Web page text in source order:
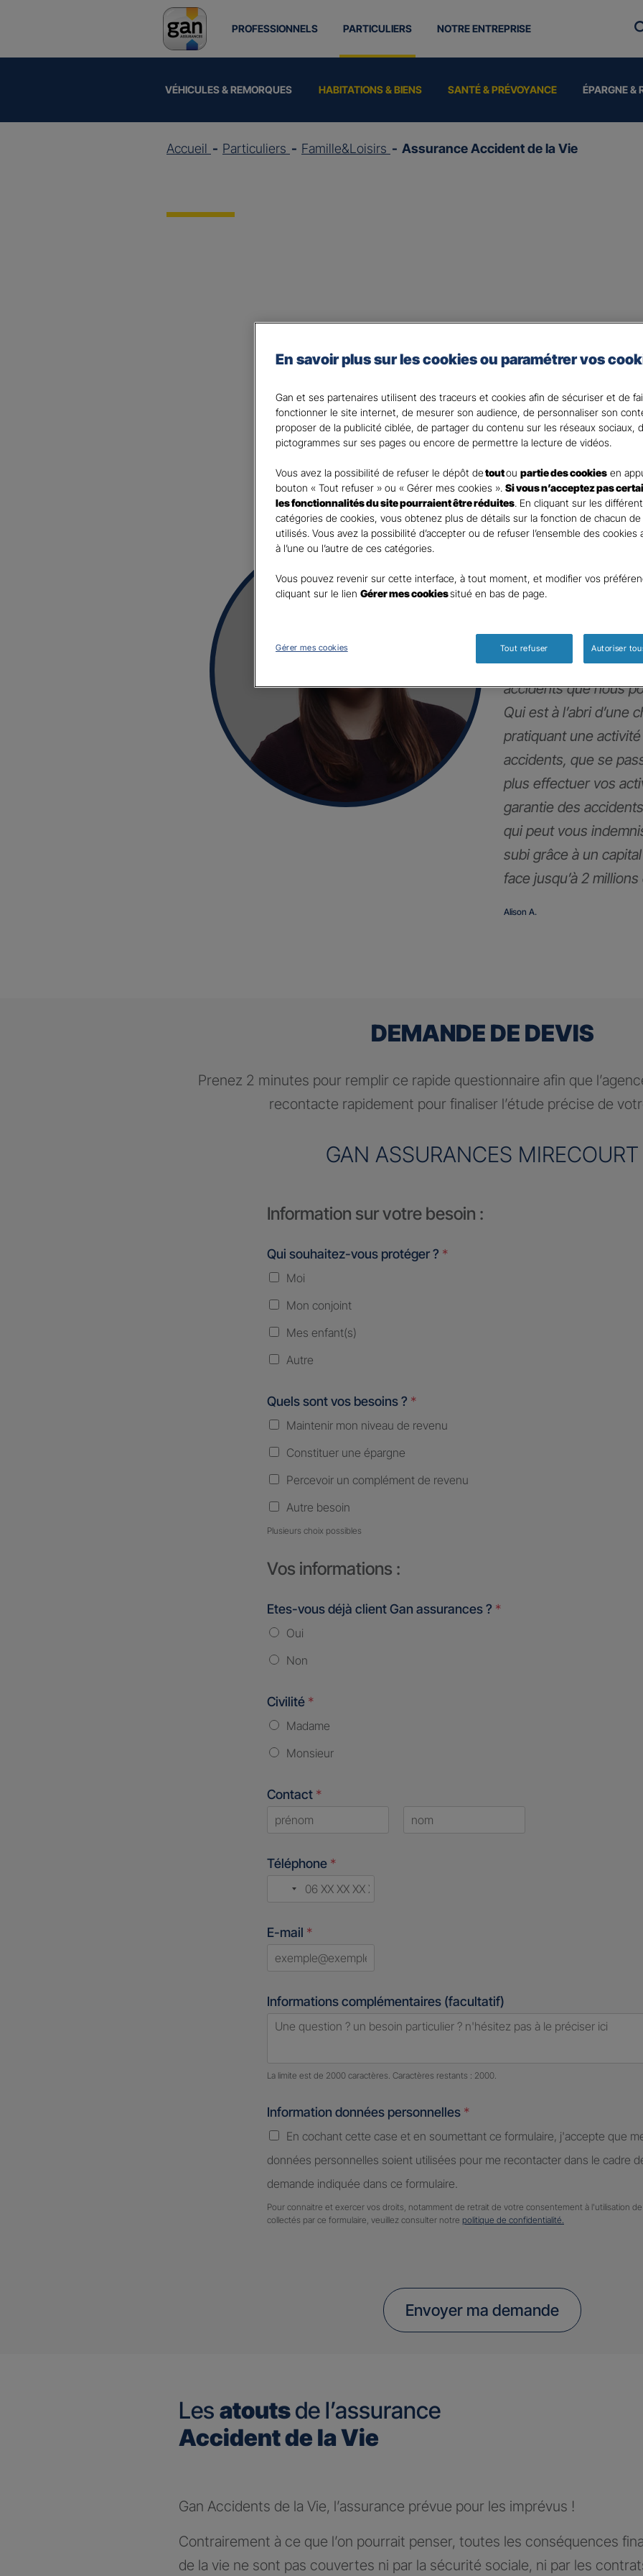
PROFESSIONNELS PARTICULIERS
VÉHICULES & REMORQUES HABITATIONS & BIENS SANTÉ & PRÉVOYANCE ÉPARGNE &
NOTRE ENTREPRISE
Accueil Particuliers Famille&Loisirs Assurance Accident de la Vie
Chutes, accidents de bricolage ou agressions par exemple peuvent avoir de
Les garanties de responsabilité civile de vos autres contrats couvrent les
Pour vous protéger ainsi que vos proches des conséquences des accidents de la
Accidents de la Vie !
Et si vous en parliez avec votre Agent général ?
Parole
d’expert
Dans la vie privée,
accidents que nous
Qui est à l’abri d’une
pratiquant une
accidents, que se
plus effectuer vos
garantie des
qui peut vous
subi grâce à un
face jusqu’à 2 millions
Alison A.
DEMANDE DE DEVIS
Prenez 2 minutes pour remplir ce rapide questionnaire afin que
recontacte rapidement pour finaliser l’étude précise de
GAN ASSURANCES MIRECOURT
Information sur votre besoin :
Qui souhaitez-vous protéger ? *
Moi
Mon conjoint
Mes enfant(s)
Autre
Quels sont vos besoins ? *
Maintenir mon niveau de revenu
Constituer une épargne
Percevoir un complément de revenu
Autre besoin
Plusieurs choix possibles
Vos informations :
Etes-vous déjà client Gan assurances ? *
Oui
Non
Civilité *
Madame
Monsieur
Contact *
Téléphone *
No
selected
E-mail *
Informations complémentaires (facultatif)
Nombre de caractères restants : 2000 caractères restants
La limite est de 2000 caractères. Caractères restants : 2000.
Information données personnelles *
En cochant cette case et en soumettant ce formulaire, j'accepte que
données personnelles soient utilisées pour me recontacter dans le cadre
demande indiquée dans ce formulaire.
Pour connaitre et exercer vos droits, notamment de retrait de votre consentement à l'utilisation
collectés par ce formulaire, veuillez consulter notre politique de confidentialité.
Envoyer ma demande
Les atoutsde l’assurance
Accident de la Vie
Gan Accidents de la Vie, l’assurance prévue pour les imprévus !
Contrairement à ce que l’on pourrait penser, toutes les conséquences
de la vie ne sont pas couvertes ni par la sécurité sociale, ni par les
En savoir plus sur les cookies ou paramétrer vos
Gan et ses partenaires utilisent des traceurs et cookies afin de sécuriser et de
fonctionner le site internet, de mesurer son audience, de personnaliser son
proposer de la publicité ciblée, de partager du contenu sur les réseaux sociaux,
pictogrammes sur ses pages ou encore de permettre la lecture de vidéos.
Vous avez la possibilité de refuser le dépôt detoutou partie des cookies en
bouton « Tout refuser » ou « Gérer mes cookies ». Si vous n’acceptez pas
les fonctionnalités du site pourraient être réduites. En cliquant sur les
catégories de cookies, vous obtenez plus de détails sur la fonction de chacun
utilisés. Vous avez la possibilité d’accepter ou de refuser l’ensemble des cookies
à l’une ou l’autre de ces catégories.
Vous pouvez revenir sur cette interface, à tout moment, et modifier vos
cliquant sur le lien Gérer mes cookiessitué en bas de page.
Gérer mes cookies Tout refuser Autoriser